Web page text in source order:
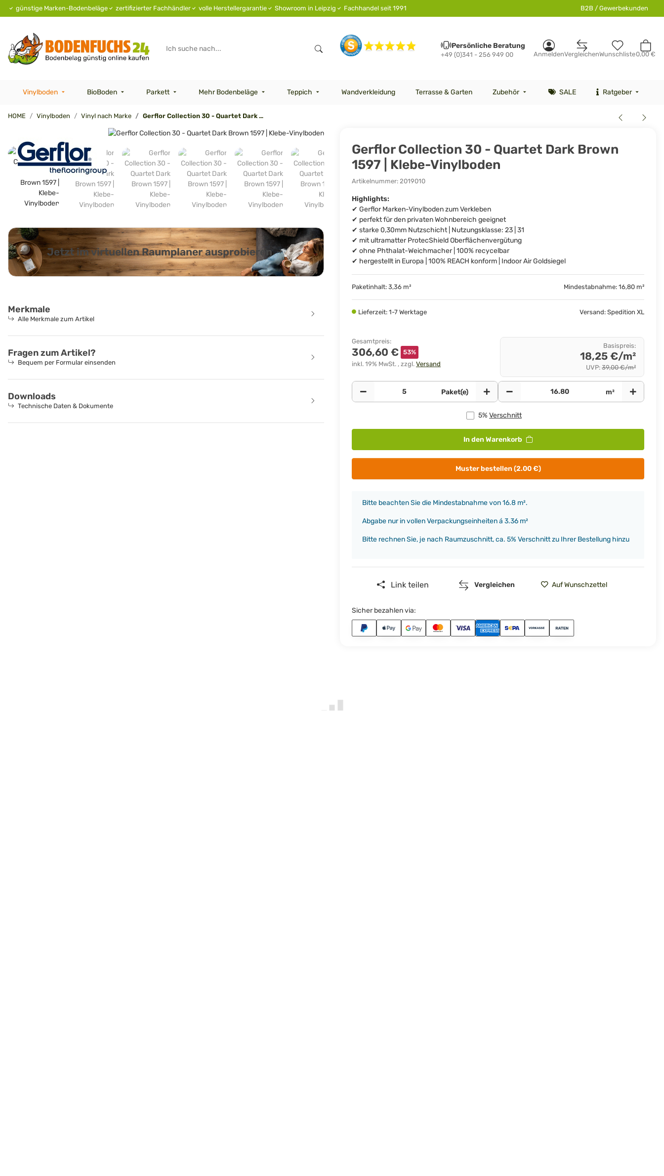
günstige Marken-Bodenbeläge zertifizierter Fachhändler volle Herstellergarantie Showroom in Leipzig Fachhandel seit 1991 B2B / Gewerbekunden
Persönliche Beratung
+49 (0)341 - 256 949 00 AnmeldenVergleichenWunschliste0,00 €
Vinylboden BioBoden Parkett Mehr Bodenbeläge Teppich Wandverkleidung Terrasse & Garten Zubehör SALE Ratgeber
HOME Vinylboden Vinyl nach Marke Gerflor Collection 30 - Quartet Dark Brown 1597 | Klebe-Vinylboden
Gerflor Collection 30 - Quartet Dark Brown
1597 | Klebe-Vinylboden
Artikelnummer: 2019010
Highlights:
✔ Gerflor Marken-Vinylboden zum Verkleben
✔ perfekt für den privaten Wohnbereich geeignet
✔ starke 0,30mm Nutzschicht | Nutzungsklasse: 23 | 31
✔ mit ultramatter ProtecShield Oberflächenvergütung
✔ ohne Phthalat-Weichmacher | 100% recycelbar
✔ hergestellt in Europa | 100% REACH konform | Indoor Air Goldsiegel
Paketinhalt: 3,36 m² Mindestabnahme: 16,80 m²
Lieferzeit: 1-7 Werktage Versand: Spedition XL
Gesamtpreis:
306,60 € 53%
inkl. 19% MwSt. , zzgl. Versand
Basispreis:
18,25 €/m²
UVP: 39,00 €/m²
Paket(e) m²
5% Verschnitt
In den Warenkorb
Muster bestellen (2.00 €)
x
Bitte beachten Sie die Mindestabnahme von 16.8 m².
Abgabe nur in vollen Verpackungseinheiten á 3.36 m²
Bitte rechnen Sie, je nach Raumzuschnitt, ca. 5% Verschnitt zu Ihrer Bestellung hinzu
Link teilen Vergleichen Auf Wunschzettel
Sicher bezahlen via:
Jetzt im virtuellen Raumplaner ausprobieren
Merkmale
Alle Merkmale zum Artikel
Fragen zum Artikel?
Bequem per Formular einsenden
Downloads
Technische Daten & Dokumente